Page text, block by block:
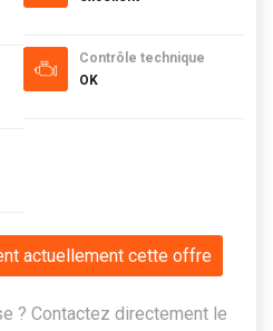
Contrôle technique
OK
actuellement cette offre
? Contactez directement le